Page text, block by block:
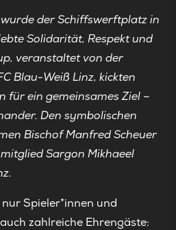
der Schiffswerftplatz in
Solidarität, Respekt und
veranstaltet von der
Blau-Weiß Linz, kickten
für ein gemeinsames Ziel –
Den symbolischen
Bischof Manfred Scheuer
Sargon Mikhaeel
Spieler*innen und
zahlreiche Ehrengäste: